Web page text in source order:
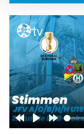
Rewind
PlayForward